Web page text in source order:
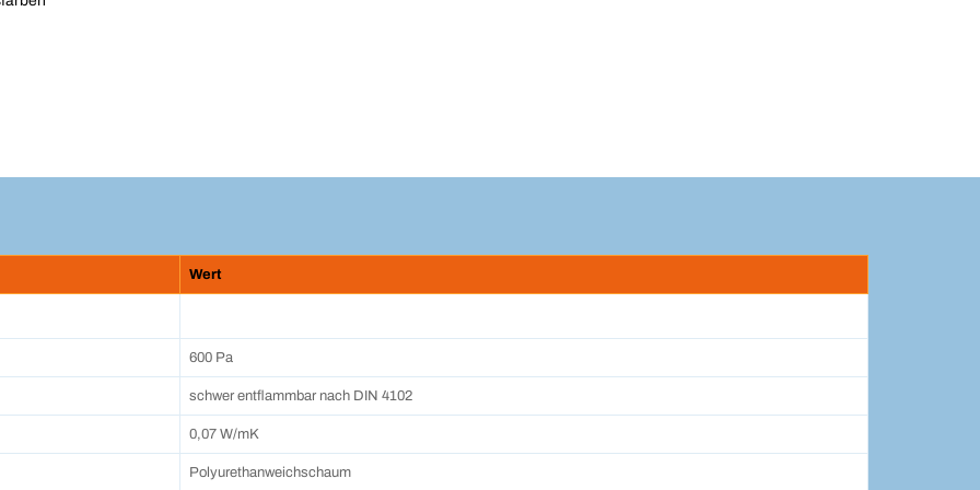
Wert
600 Pa
schwer entflammbar nach DIN 4102
0,07 W/mK
Polyurethanweichschaum